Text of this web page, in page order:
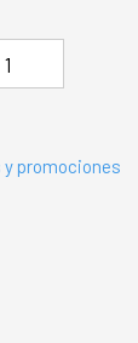
promociones